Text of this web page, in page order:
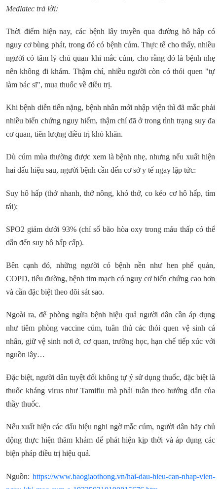
Medlatec trả lời:
Thời điểm hiện nay, các bệnh lây truyền qua đường hô hấp có
nguy cơ bùng phát, trong đó có bệnh cúm. Thực tế cho thấy, nhiều
người có tâm lý chủ quan khi mắc cúm, cho rằng đó là bệnh nhẹ
nên không đi khám. Thậm chí, nhiều người còn có thói quen "tự
làm bác sĩ", mua thuốc về điều trị.
Khi bệnh diễn tiến nặng, bệnh nhân mới nhập viện thì đã mắc phải
nhiều biến chứng nguy hiểm, thậm chí đã ở trong tình trạng suy đa
cơ quan, tiên lượng điều trị khó khăn.
Dù cúm mùa thường được xem là bệnh nhẹ, nhưng nếu xuất hiện
hai dấu hiệu sau, người bệnh cần đến cơ sở y tế ngay lập tức:
Suy hô hấp (thở nhanh, thở nông, khó thở, co kéo cơ hô hấp, tím
tái);
SPO2 giảm dưới 93% (chỉ số bão hòa oxy trong máu thấp có thể
dẫn đến suy hô hấp cấp).
Bên cạnh đó, những người có bệnh nền như hen phế quản,
COPD, tiểu đường, bệnh tim mạch có nguy cơ biến chứng cao hơn
và cần đặc biệt theo dõi sát sao.
Ngoài ra, để phòng ngừa bệnh hiệu quả người dân cần áp dụng
như tiêm phòng vaccine cúm, tuân thủ các thói quen vệ sinh cá
nhân, giữ vệ sinh nơi ở, cơ quan, trường học, hạn chế tiếp xúc với
nguồn lây…
Đặc biệt, người dân tuyệt đối không tự ý sử dụng thuốc, đặc biệt là
thuốc kháng virus như Tamiflu mà phải tuân theo hướng dẫn của
thầy thuốc.
Nếu xuất hiện các dấu hiệu nghi ngờ mắc cúm, người dân hãy chủ
động thực hiện thăm khám để phát hiện kịp thời và áp dụng các
biện pháp điều trị hiệu quả.
Nguồn: https://www.baogiaothong.vn/hai-dau-hieu-can-nhap-vien-